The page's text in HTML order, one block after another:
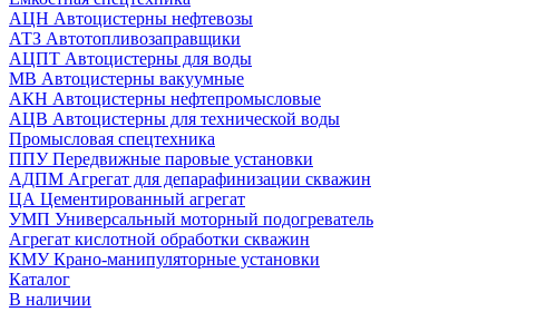
АЦН Автоцистерны нефтевозы
АТЗ Автотопливозаправщики
АЦПТ Автоцистерны для воды
МВ Автоцистерны вакуумные
АКН Автоцистерны нефтепромысловые
АЦВ Автоцистерны для технической воды
Промысловая спецтехника
ППУ Передвижные паровые установки
АДПМ Агрегат для депарафинизации скважин
ЦА Цементированный агрегат
УМП Универсальный моторный подогреватель
Агрегат кислотной обработки скважин
КМУ Крано-манипуляторные установки
Каталог
В наличии